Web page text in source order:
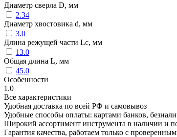
Диаметр сверла D, мм
2.34
Диаметр хвостовика d, мм
3.0
Длина режущей части Lc, мм
13.0
Общая длина L, мм
45.0
Особенности
1.0
Все характеристики
Удобная доставка по всей РФ и самовывоз
Удобные способы оплаты: картами банков,
Широкий ассортимент инструмента в наличии и
Гарантия качества, работаем только с